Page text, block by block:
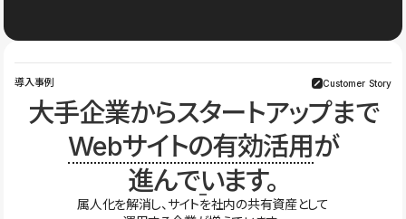
導入事例 Customer Story
大手企業からスタートアップまで
Webサイトの有効活用が
進んでいます。
属人化を解消し、サイトを社内の共有資産として